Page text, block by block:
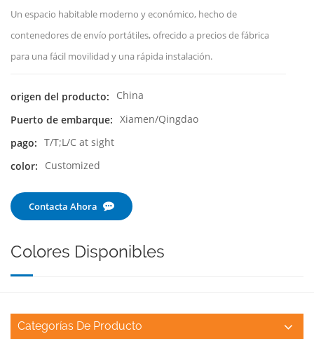
Un espacio habitable moderno y económico, hecho de
contenedores de envío portátiles, ofrecido a precios de fábrica
para una fácil movilidad y una rápida instalación.
origen del producto:
China
Puerto de embarque: Xiamen/Qingdao
pago: T/T;L/C at sight
color:
Customized
Contacta Ahora
Colores Disponibles
Categorías De Producto